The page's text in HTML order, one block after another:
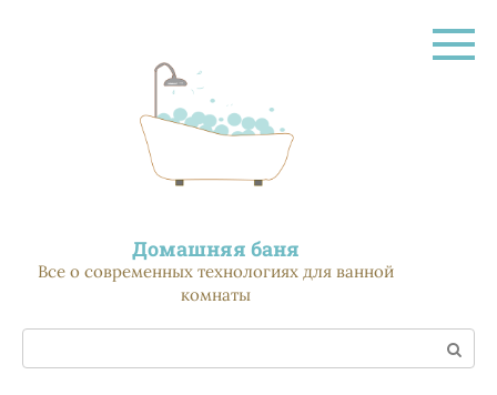
Домашняя баня
Все о современных технологиях для ванной
комнаты
Поиск: